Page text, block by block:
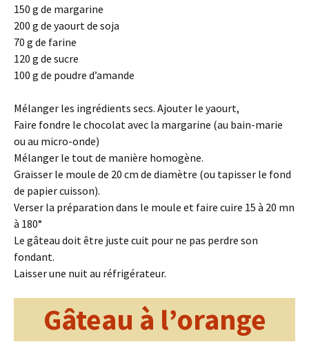
150 g de margarine
200 g de yaourt de soja
70 g de farine
120 g de sucre
100 g de poudre d’amande
Mélanger les ingrédients secs. Ajouter le yaourt,
Faire fondre le chocolat avec la margarine (au bain-marie
ou au micro-onde)
Mélanger le tout de manière homogène.
Graisser le moule de 20 cm de diamètre (ou tapisser le fond
de papier cuisson).
Verser la préparation dans le moule et faire cuire 15 à 20 mn
à 180°
Le gâteau doit être juste cuit pour ne pas perdre son
fondant.
Laisser une nuit au réfrigérateur.
Gâteau à l’orange